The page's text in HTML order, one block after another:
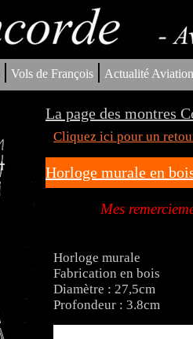
| Vols de François | Actualité
La page des montres
Cliquez ici pour un
Horloge murale en
Mes
Horloge murale
Fabrication en bois
Diamètre : 27,5cm
Profondeur : 3.8cm